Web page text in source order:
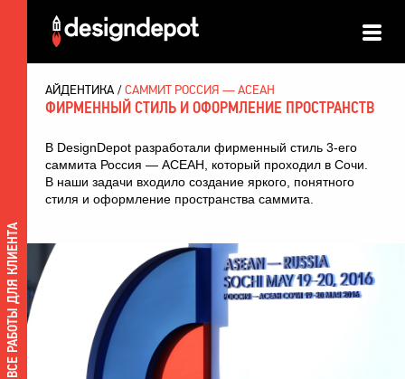
ВСЕ РАБОТЫ ДЛЯ КЛИЕНТА
АЙДЕНТИКА САММИТ РОССИЯ — АСЕАН
ФИРМЕННЫЙ СТИЛЬ И ОФОРМЛЕНИЕ ПРОСТРАНСТВ
В DesignDepot разработали фирменный стиль 3-его
саммита Россия — АСЕАН, который проходил в Сочи.
В наши задачи входило создание яркого, понятного
стиля и оформление пространства саммита.